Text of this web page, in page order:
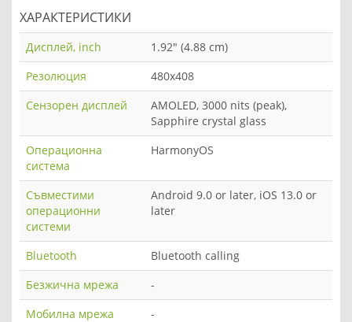
ХАРАКТЕРИСТИКИ
Дисплей, inch
1.92" (4.88 cm)
Резолюция
480x408
Сензорен дисплей
AMOLED, 3000 nits (peak),
Sapphire crystal glass
Операционна
система
HarmonyOS
Съвместими
операционни
системи
Android 9.0 or later, iOS 13.0 or
later
Bluetooth
Bluetooth calling
Безжична мрежа
-
Мобилна мрежа
-